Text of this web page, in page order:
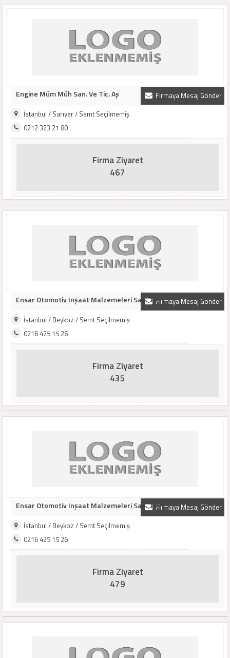
Firmaya Mesaj Gönder
Engine Müm Müh San. Ve Tic. Aş
İstanbul / Sarıyer / Semt Seçilmemiş
0212 323 21 80
Firma Ziyaret
467
Firmaya Mesaj Gönder
Ensar Otomotiv Inşaat Malzemeleri San. Tic. L..
İstanbul / Beykoz / Semt Seçilmemiş
0216 425 15 26
Firma Ziyaret
435
Firmaya Mesaj Gönder
Ensar Otomotiv Inşaat Malzemeleri San. Tic. L..
İstanbul / Beykoz / Semt Seçilmemiş
0216 425 15 26
Firma Ziyaret
479